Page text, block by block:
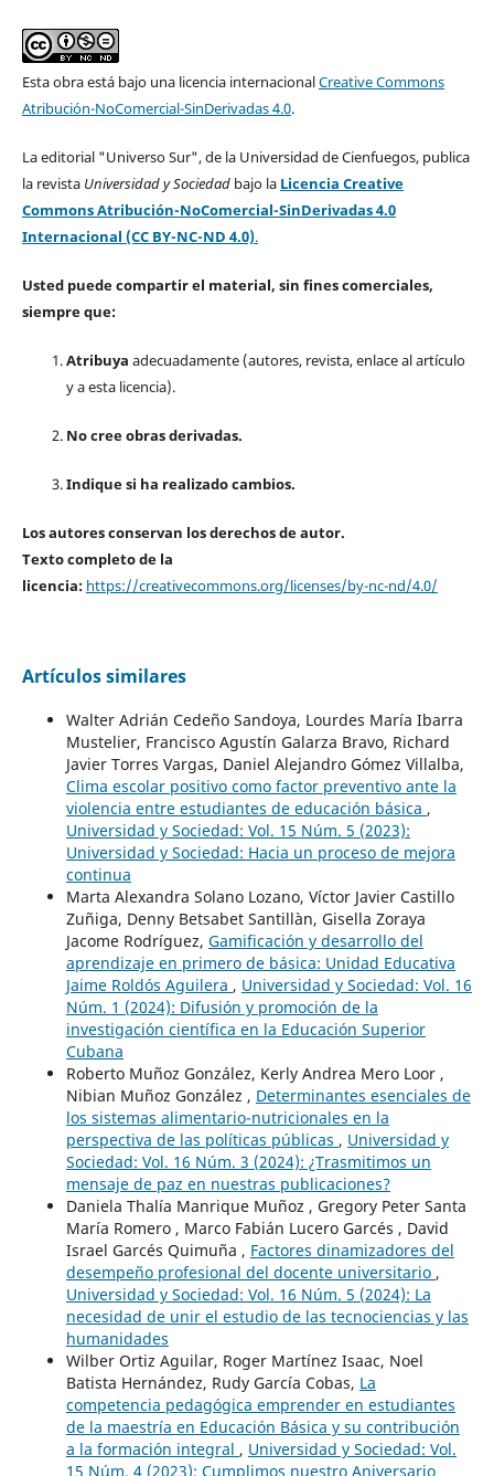
Esta obra está bajo una licencia internacionalCreative Commons
Atribución-NoComercial-SinDerivadas 4.0.
La editorial "Universo Sur", de la Universidad de Cienfuegos, publica
la revista Universidad y Sociedad bajo la Licencia Creative
Commons Atribución-NoComercial-SinDerivadas 4.0
Internacional (CC BY-NC-ND 4.0).
Usted puede compartir el material, sin fines comerciales,
siempre que:
Atribuya adecuadamente (autores, revista, enlace al artículo
y a esta licencia).
No cree obras derivadas.
Indique si ha realizado cambios.
Los autores conservan los derechos de autor.
Texto completo de la
licencia: https://creativecommons.org/licenses/by-nc-nd/4.0/
Artículos similares
Walter Adrián Cedeño Sandoya, Lourdes María Ibarra
Mustelier, Francisco Agustín Galarza Bravo, Richard
Javier Torres Vargas, Daniel Alejandro Gómez Villalba,
Clima escolar positivo como factor preventivo ante la
violencia entre estudiantes de educación básica ,
Universidad y Sociedad: Vol. 15 Núm. 5 (2023):
Universidad y Sociedad: Hacia un proceso de mejora
continua
Marta Alexandra Solano Lozano, Víctor Javier Castillo
Zuñiga, Denny Betsabet Santillàn, Gisella Zoraya
Jacome Rodríguez, Gamificación y desarrollo del
aprendizaje en primero de básica: Unidad Educativa
Jaime Roldós Aguilera , Universidad y Sociedad: Vol. 16
Núm. 1 (2024): Difusión y promoción de la
investigación científica en la Educación Superior
Cubana
Roberto Muñoz González, Kerly Andrea Mero Loor ,
Nibian Muñoz González , Determinantes esenciales de
los sistemas alimentario-nutricionales en la
perspectiva de las políticas públicas , Universidad y
Sociedad: Vol. 16 Núm. 3 (2024): ¿Trasmitimos un
mensaje de paz en nuestras publicaciones?
Daniela Thalía Manrique Muñoz , Gregory Peter Santa
María Romero , Marco Fabián Lucero Garcés , David
Israel Garcés Quimuña , Factores dinamizadores del
desempeño profesional del docente universitario ,
Universidad y Sociedad: Vol. 16 Núm. 5 (2024): La
necesidad de unir el estudio de las tecnociencias y las
humanidades
Wilber Ortiz Aguilar, Roger Martínez Isaac, Noel
Batista Hernández, Rudy García Cobas, La
competencia pedagógica emprender en estudiantes
de la maestría en Educación Básica y su contribución
a la formación integral , Universidad y Sociedad: Vol.
15 Núm. 4 (2023): Cumplimos nuestro Aniversario